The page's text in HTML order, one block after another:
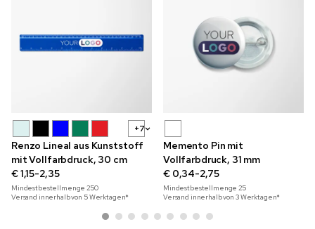
+7
Renzo Lineal aus Kunststoff
mit Vollfarbdruck, 30 cm
€ 1,15-2,35
Mindestbestellmenge250
Versand innerhalb von 5 Werktagen*
Memento Pin mit
Vollfarbdruck, 31 mm
€ 0,34-2,75
Mindestbestellmenge25
Versand innerhalb von 3 Werktagen*